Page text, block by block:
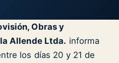
Obras y
Allende Ltda. informa
los días 20 y 21 de